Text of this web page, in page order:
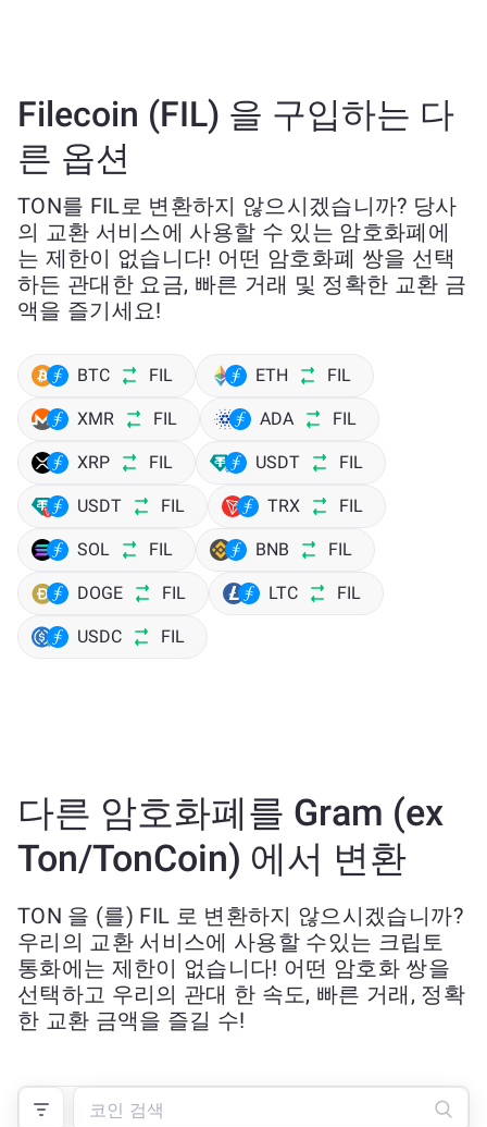
Filecoin (FIL) 을 구입하는 다
른 옵션
TON를 FIL로 변환하지 않으시겠습니까? 당사
의 교환 서비스에 사용할 수 있는 암호화폐에
는 제한이 없습니다! 어떤 암호화폐 쌍을 선택
하든 관대한 요금, 빠른 거래 및 정확한 교환 금
액을 즐기세요!
BTC FIL ETH FIL
XMR FIL ADA FIL
XRP FIL USDT FIL
USDT FIL TRX FIL
SOL FIL BNB FIL
DOGE FIL LTC FIL
USDC FIL
다른 암호화폐를 Gram (ex
Ton/TonCoin) 에서 변환
TON 을 (를) FIL 로 변환하지 않으시겠습니까?
우리의 교환 서비스에 사용할 수있는 크립토
통화에는 제한이 없습니다! 어떤 암호화 쌍을
선택하고 우리의 관대 한 속도, 빠른 거래, 정확
한 교환 금액을 즐길 수!